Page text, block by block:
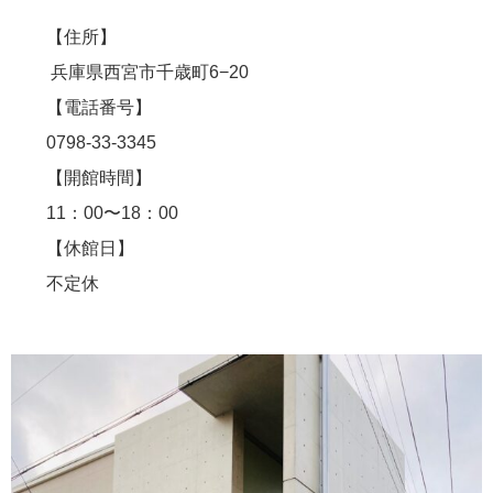
【住所】
兵庫県西宮市千歳町6−20
【電話番号】
0798-33-3345
【開館時間】
11：00〜18：00
【休館日】
不定休